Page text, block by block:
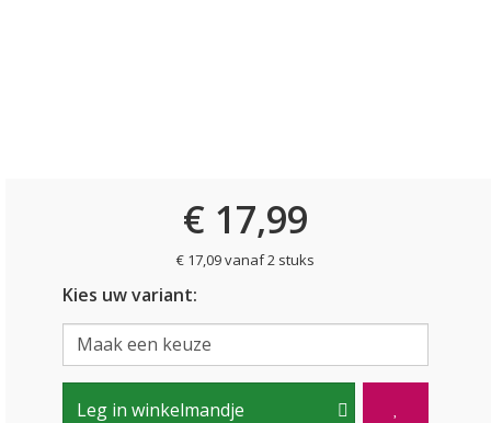
€ 17,99
€ 17,09 vanaf 2 stuks
Kies uw variant:
Leg in winkelmandje